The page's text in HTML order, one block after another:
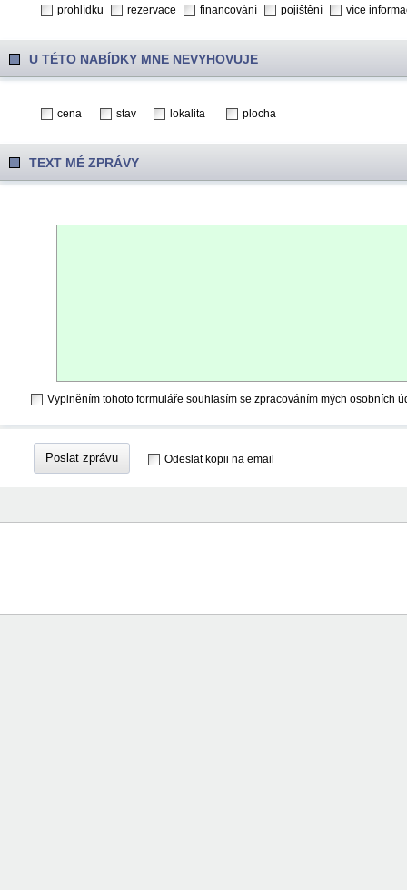
prohlídku rezervace financování pojištění více
U TÉTO NABÍDKY MNE NEVYHOVUJE
cena stav lokalita plocha
TEXT MÉ ZPRÁVY
Vyplněním tohoto formuláře souhlasím se zpracováním mých osobních
Poslat zprávu Odeslat kopii na email